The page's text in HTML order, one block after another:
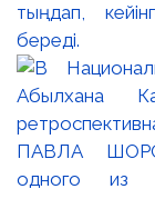
тыңдап,
береді.